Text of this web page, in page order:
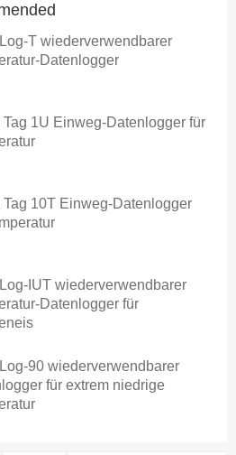
T wiederverwendbarer
Datenlogger
Tag 1U Einweg-Datenlogger für
Tag 10T Einweg-Datenlogger
IUT wiederverwendbarer
Datenlogger für
90 wiederverwendbarer
für extrem niedrige